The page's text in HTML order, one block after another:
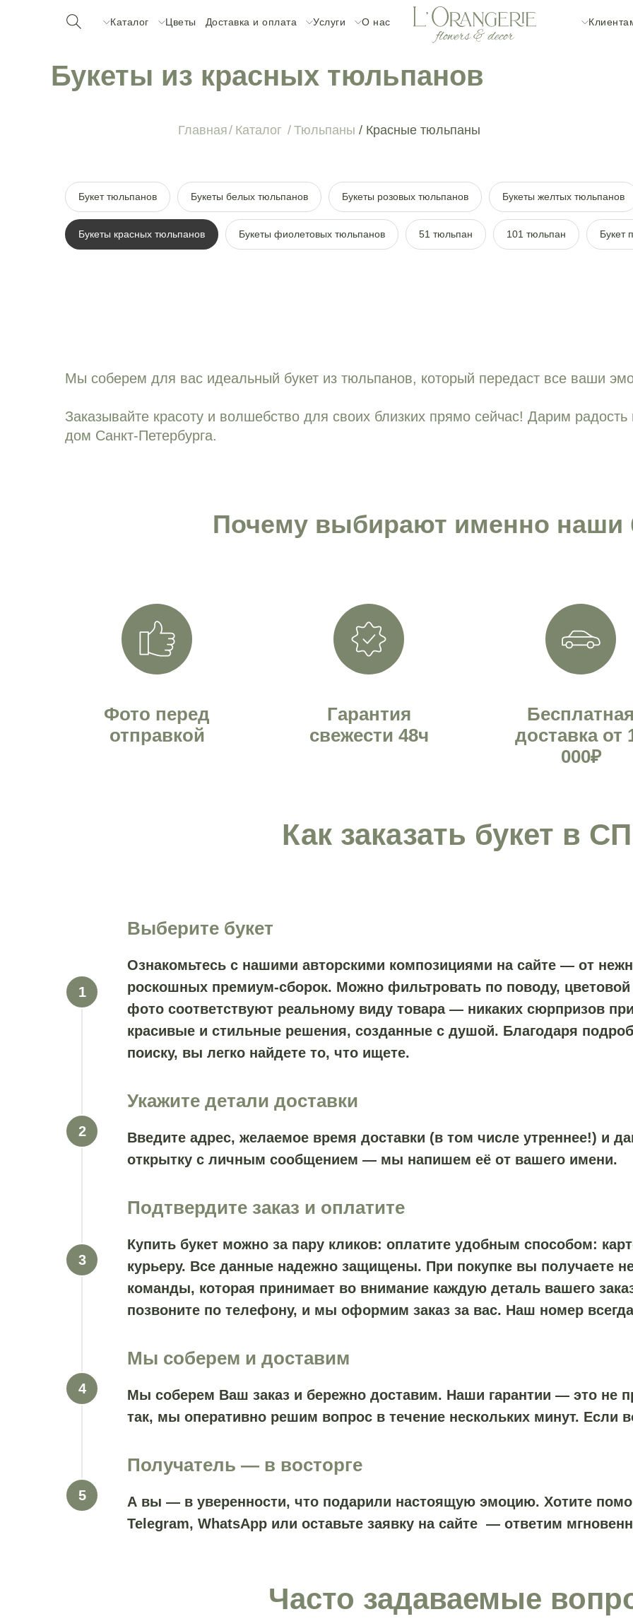
Каталог Цветы Доставка и оплата Услуги О нас
Букеты из красных тюльпанов
Главная Тюльпаны / Красные тюльпаны
/ Каталог /
Букет тюльпанов Букеты белых тюльпанов Букеты розовых тюльпанов Букеты желтых тюльпанов
Букеты красных тюльпанов Букеты фиолетовых тюльпанов 51 тюльпан 101 тюльпан Букет
Мы соберем для вас идеальный букет из тюльпанов, который передаст все ваши
Заказывайте красоту и волшебство для своих близких прямо сейчас! Дарим
дом Санкт-Петербурга.
Почему выбирают именно наши
Фото перед
отправкой
Гарантия
свежести 48ч
доставка от
000₽
Как заказать букет в
Выберите букет
Ознакомьтесь с нашими авторскими композициями на сайте — от
роскошных премиум-сборок. Можно фильтровать по поводу, цветовой
фото соответствуют реальному виду товара — никаких сюрпризов
красивые и стильные решения, созданные с душой. Благодаря
поиску, вы легко найдете то, что ищете.
Укажите детали доставки
Введите адрес, желаемое время доставки (в том числе утреннее!) и
открытку с личным сообщением — мы напишем её от вашего имени.
Подтвердите заказ и оплатите
Купить букет можно за пару кликов: оплатите удобным способом:
курьеру. Все данные надежно защищены. При покупке вы получаете
команды, которая принимает во внимание каждую деталь вашего
позвоните по телефону, и мы оформим заказ за вас. Наш номер
Мы соберем и доставим
Мы соберем Ваш заказ и бережно доставим. Наши гарантии — это не
так, мы оперативно решим вопрос в течение нескольких минут. Если
Получатель — в восторге
А вы — в уверенности, что подарили настоящую эмоцию. Хотите
Telegram, WhatsApp или оставьте заявку на сайте — ответим
Часто задаваемые